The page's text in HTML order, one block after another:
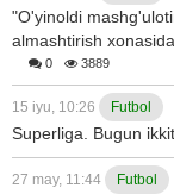
"O'yinoldi
almashtirish
0 3889
15 iyu, 10:26 Futbol
Superliga. Bugun
27 may, 11:44 Futbol